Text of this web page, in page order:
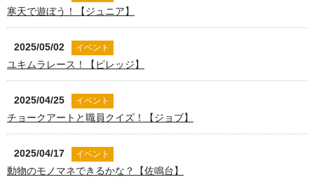
寒天で遊ぼう！【ジュニア】
2025/05/02 イベント
ユキムラレース！【ビレッジ】
2025/04/25 イベント
チョークアートと職員クイズ！【ジョブ】
2025/04/17 イベント
動物のモノマネできるかな？【佐鳴台】